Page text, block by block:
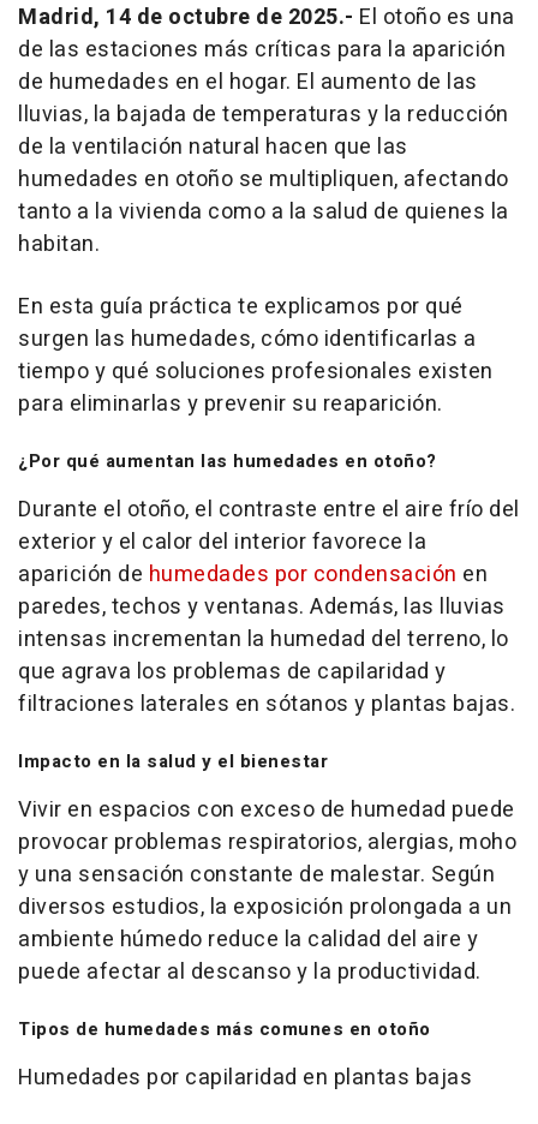
Madrid, 14 de octubre de 2025.- El otoño es una
de las estaciones más críticas para la aparición
de humedades en el hogar. El aumento de las
lluvias, la bajada de temperaturas y la reducción
de la ventilación natural hacen que las
humedades en otoño se multipliquen, afectando
tanto a la vivienda como a la salud de quienes la
habitan.
En esta guía práctica te explicamos por qué
surgen las humedades, cómo identificarlas a
tiempo y qué soluciones profesionales existen
para eliminarlas y prevenir su reaparición.
¿Por qué aumentan las humedades en otoño?
Durante el otoño, el contraste entre el aire frío del
exterior y el calor del interior favorece la
aparición de humedades por condensación en
paredes, techos y ventanas. Además, las lluvias
intensas incrementan la humedad del terreno, lo
que agrava los problemas de capilaridad y
filtraciones laterales en sótanos y plantas bajas.
Impacto en la salud y el bienestar
Vivir en espacios con exceso de humedad puede
provocar problemas respiratorios, alergias, moho
y una sensación constante de malestar. Según
diversos estudios, la exposición prolongada a un
ambiente húmedo reduce la calidad del aire y
puede afectar al descanso y la productividad.
Tipos de humedades más comunes en otoño
Humedades por capilaridad en plantas bajas